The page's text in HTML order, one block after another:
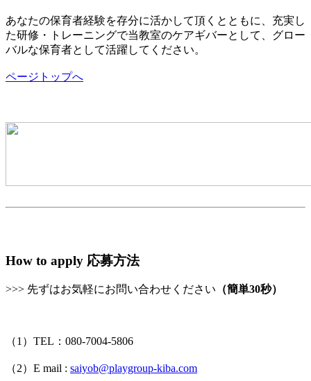
あなたの保育者経験を存分に活かして頂くとともに、充実し
た研修・トレーニングで当教室のケアギバーとして、グロー
バルな保育者として活躍してください。
ページトップへ
How to apply 応募方法
>>> 先ずはお気軽にお問い合わせください （簡単30秒）
（1）TEL：080-7004-5806
（2）E mail : saiyob@playgroup-kiba.com